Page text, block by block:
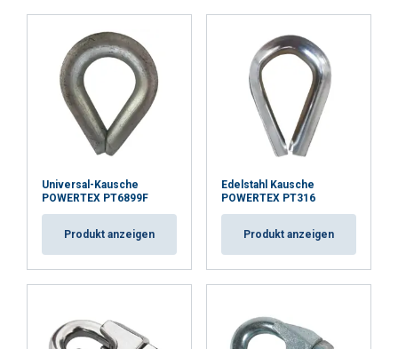
Universal-Kausche
POWERTEX PT6899F
Produkt anzeigen
Edelstahl Kausche
POWERTEX PT316
Produkt anzeigen